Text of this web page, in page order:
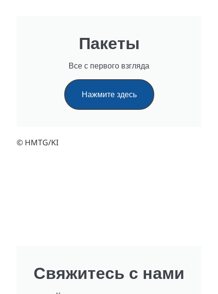
Пакеты
Все с первого взгляда
Нажмите здесь
© HMTG/KI
Свяжитесь с нами